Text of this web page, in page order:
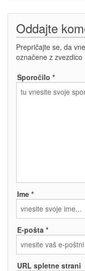
Oddajte
Prepričajte se, da
označene z
Sporočilo *
Ime *
E-pošta *
URL spletne strani